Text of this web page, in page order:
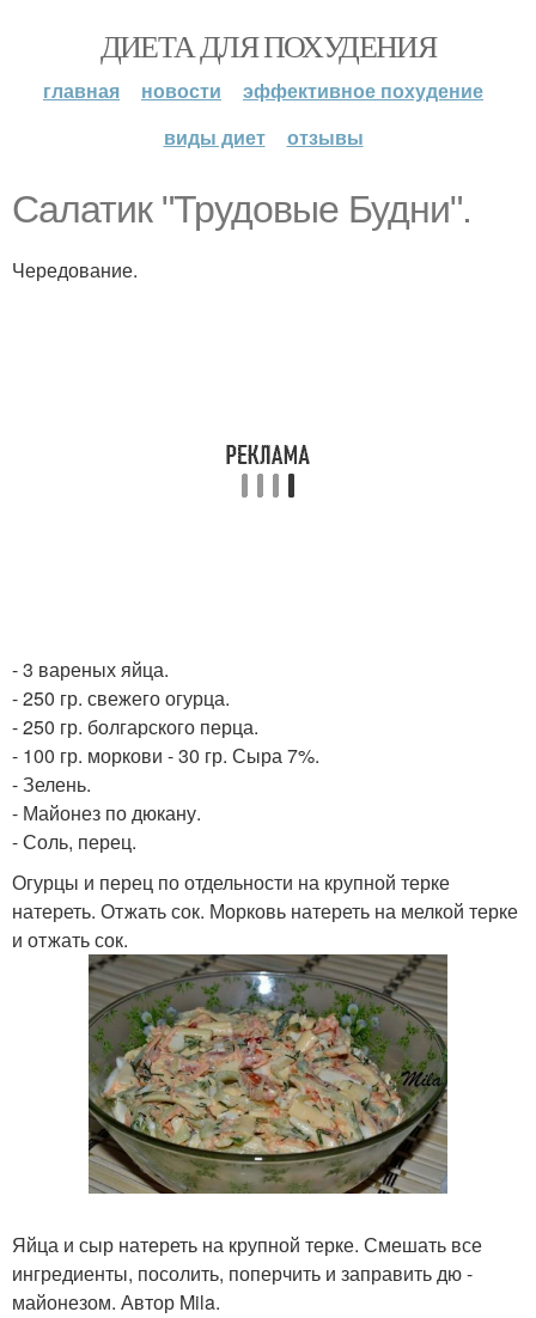
ДИЕТА ДЛЯ ПОХУДЕНИЯ
главная новости
эффективное похудение
виды диет
отзывы
Салатик "Трудовые Будни".
Чередование.
- 3 вареных яйца.
- 250 гр. свежего огурца.
- 250 гр. болгарского перца.
- 100 гр. моркови - 30 гр. Сыра 7%.
- Зелень.
- Майонез по дюкану.
- Соль, перец.
Огурцы и перец по отдельности на крупной терке
натереть. Отжать сок. Морковь натереть на мелкой терке
и отжать сок.
Яйца и сыр натереть на крупной терке. Смешать все
ингредиенты, посолить, поперчить и заправить дю -
майонезом. Автор Mila.